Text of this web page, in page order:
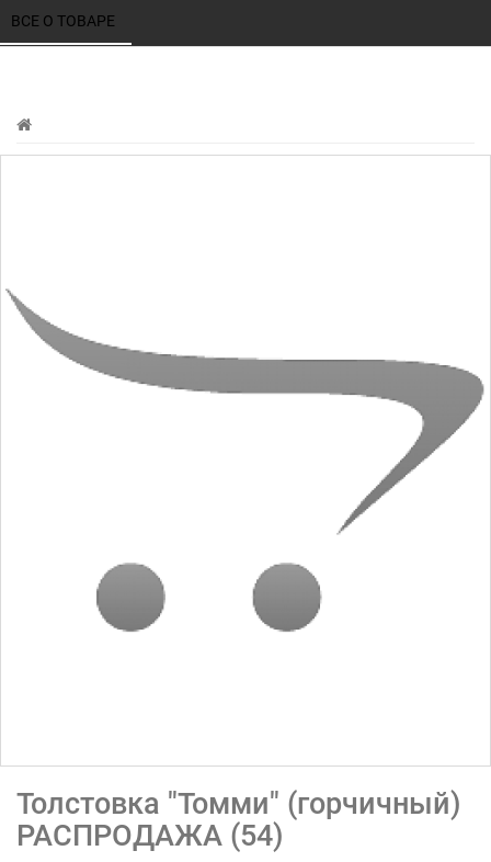
ВСЕ О ТОВАРЕ
Толстовка "Томми" (горчичный)
РАСПРОДАЖА (54)